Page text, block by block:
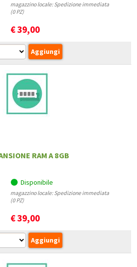
magazzino locale: Spedizione immediata
(0 PZ)
€39,00
RAM A 8GB
Disponibile
magazzino locale: Spedizione immediata
(0 PZ)
€39,00